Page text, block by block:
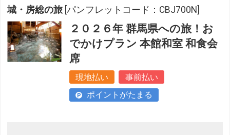
城・房総の旅 [パンフレットコード：CBJ700N]
２０２６年 群馬県への旅！お
でかけプラン 本館和室 和食会
席
現地払い
事前払い
ポイントがたまる